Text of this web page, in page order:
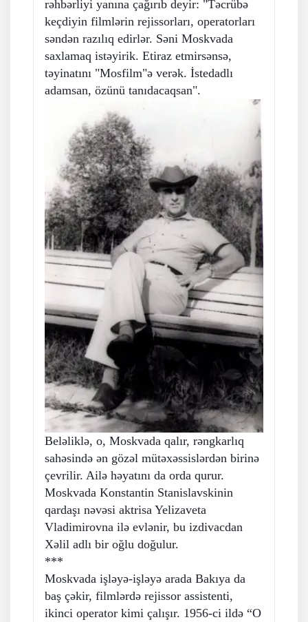
rəhbərliyi yanına çağırıb deyir: "Təcrübə
keçdiyin filmlərin rejissorları, operatorları
səndən razılıq edirlər. Səni Moskvada
saxlamaq istəyirik. Etiraz etmirsənsə,
təyinatını "Mosfilm"ə verək. İstedadlı
adamsan, özünü tanıdacaqsan".
Beləliklə, o, Moskvada qalır, rəngkarlıq
sahəsində ən gözəl mütəxəssislərdən birinə
çevrilir. Ailə həyatını da orda qurur.
Moskvada Konstantin Stanislavskinin
qardaşı nəvəsi aktrisa Yelizaveta
Vladimirovna ilə evlənir, bu izdivacdan
Xəlil adlı bir oğlu doğulur.
***
Moskvada işləyə-işləyə arada Bakıya da
baş çəkir, filmlərdə rejissor assistenti,
ikinci operator kimi çalışır. 1956-ci ildə “O